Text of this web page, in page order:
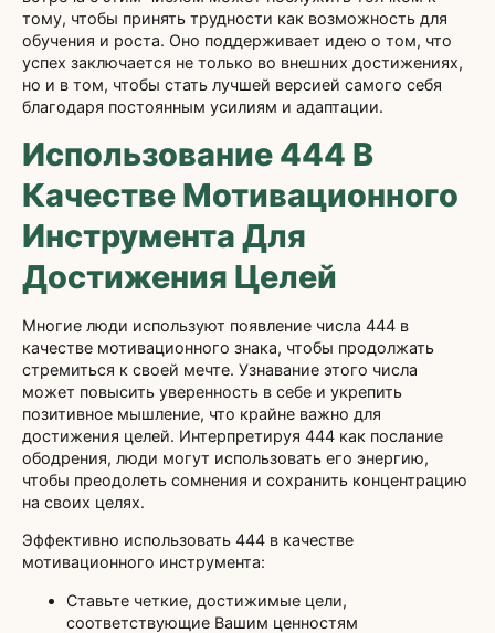
тому, чтобы принять трудности как возможность для
обучения и роста. Оно поддерживает идею о том, что
успех заключается не только во внешних достижениях,
но и в том, чтобы стать лучшей версией самого себя
благодаря постоянным усилиям и адаптации.
Использование 444 В
Качестве Мотивационного
Инструмента Для
Достижения Целей
Многие люди используют появление числа 444 в
качестве мотивационного знака, чтобы продолжать
стремиться к своей мечте. Узнавание этого числа
может повысить уверенность в себе и укрепить
позитивное мышление, что крайне важно для
достижения целей. Интерпретируя 444 как послание
ободрения, люди могут использовать его энергию,
чтобы преодолеть сомнения и сохранить концентрацию
на своих целях.
Эффективно использовать 444 в качестве
мотивационного инструмента:
Ставьте четкие, достижимые цели,
соответствующие Вашим ценностям